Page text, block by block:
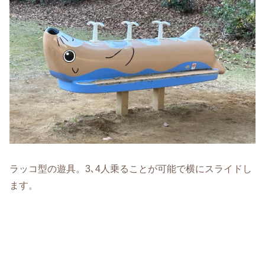
ラッコ型の遊具。3､4人乗ることが可能で横にスライドし
ます。